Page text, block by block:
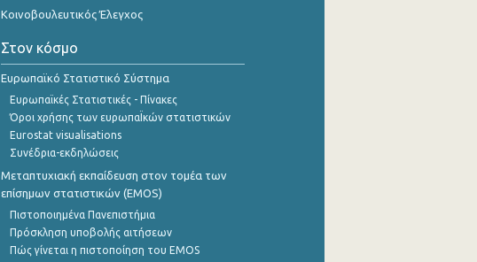
Κοινοβουλευτικός Έλεγχος
Στον κόσμο
Ευρωπαϊκό Στατιστικό Σύστημα
Ευρωπαϊκές Στατιστικές - Πίνακες
Όροι χρήσης των ευρωπαΪκών στατιστικών
Eurostat visualisations
Συνέδρια-εκδηλώσεις
Μεταπτυχιακή εκπαίδευση στον τομέα των
επίσημων στατιστικών (EMOS)
Πιστοποιημένα Πανεπιστήμια
Πρόσκληση υποβολής αιτήσεων
Πώς γίνεται η πιστοποίηση του EMOS